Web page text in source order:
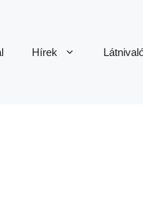
Hírek